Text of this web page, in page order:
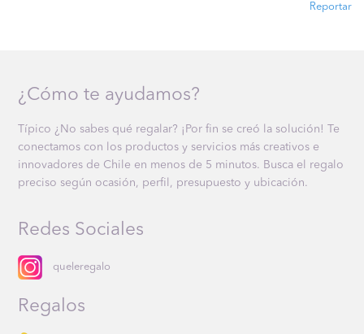
Reportar
¿Cómo te ayudamos?
Típico ¿No sabes qué regalar? ¡Por fin se creó la solución! Te
conectamos con los productos y servicios más creativos e
innovadores de Chile en menos de 5 minutos. Busca el regalo
preciso según ocasión, perfil, presupuesto y ubicación.
Redes Sociales
queleregalo
Regalos